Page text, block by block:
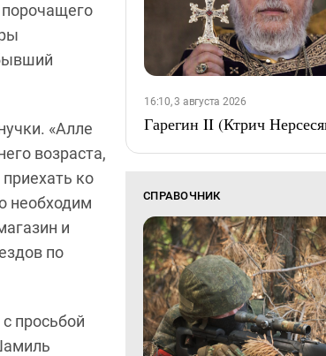
порочащего
«Алле
возраста,
ко
необходим
и
по
просьбой
16:10, 3 августа 2026
Гарегин II (Ктрич
СПРАВОЧНИК